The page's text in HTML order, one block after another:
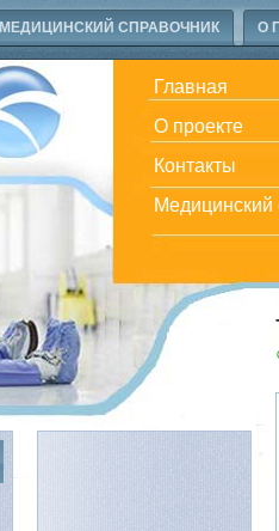
МЕДИЦИНСКИЙ СПРАВОЧНИК О
Главная
О проекте
Контакты
Медицинский